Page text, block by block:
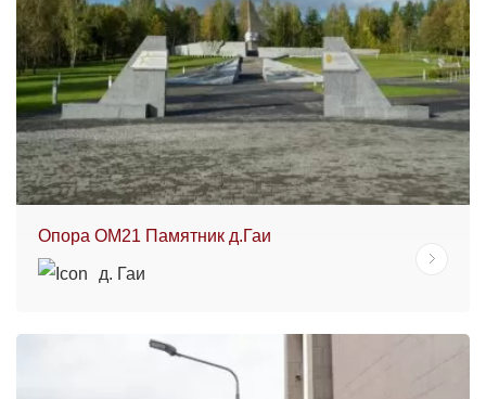
Опора ОМ21 Памятник д.Гаи
д. Гаи